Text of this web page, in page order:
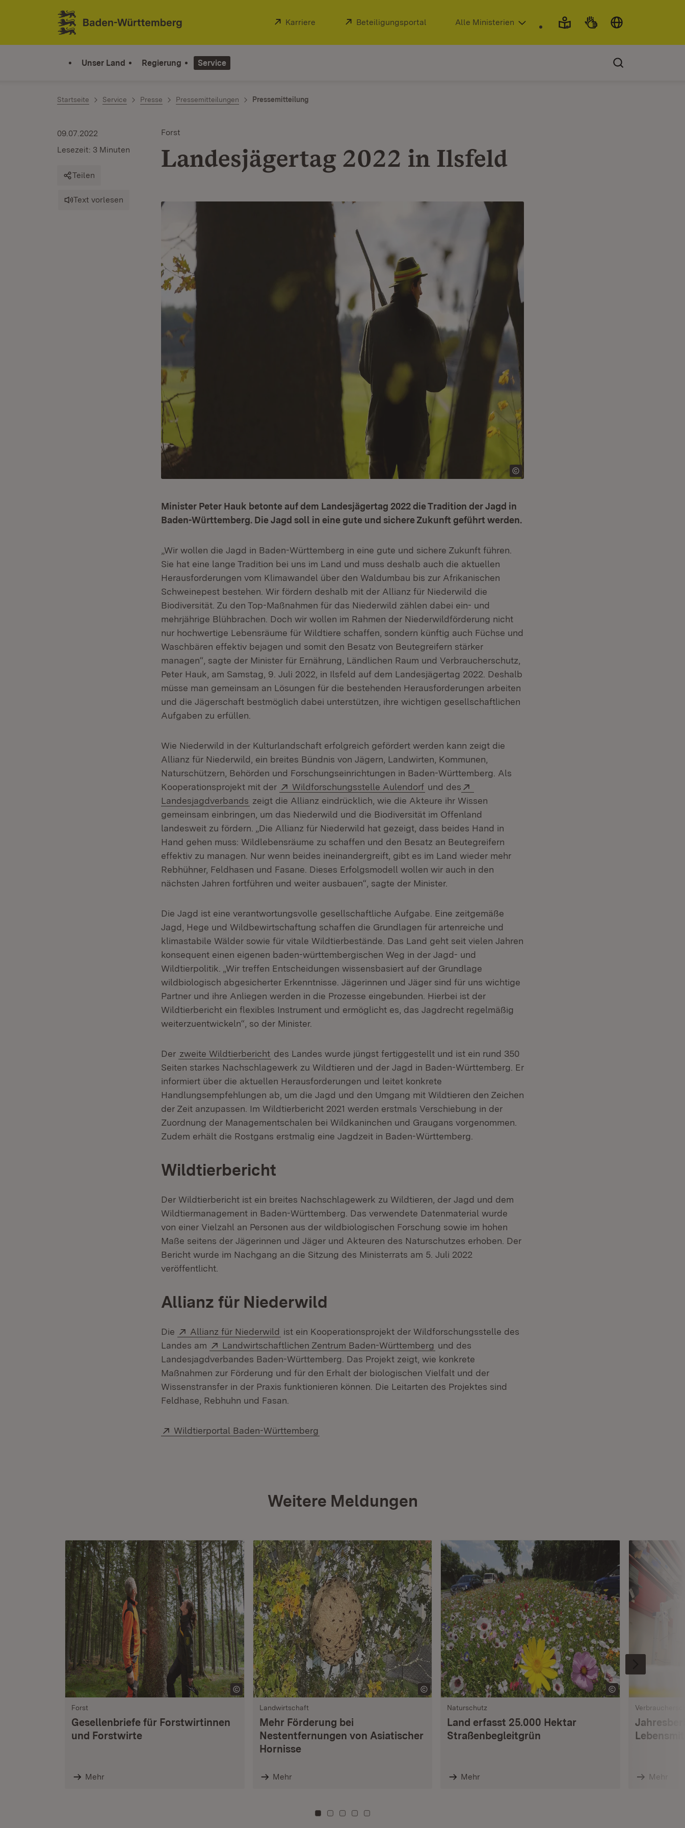
Zum Inhalt springen
Link zur Startseite
Extern:
Karriere (Öffnet in neuem Fenster)
Extern:
Beteiligungsportal (Öffnet in neuem Fenster)
Alle Ministerien
Unser Land Regierung Service
Startseite Service Presse Pressemitteilungen Pressemitteilung
Forst
Landesjägertag 2022 in Ilsfeld
09.07.2022
Lesezeit: 3 Minuten
Teilen
Text vorlesen
Minister Peter Hauk betonte auf dem Landesjägertag 2022 die Tradition der Jagd in
Baden-Württemberg. Die Jagd soll in eine gute und sichere Zukunft geführt werden.
„Wir wollen die Jagd in Baden-Württemberg in eine gute und sichere Zukunft führen.
Sie hat eine lange Tradition bei uns im Land und muss deshalb auch die aktuellen
Herausforderungen vom Klimawandel über den Waldumbau bis zur Afrikanischen
Schweinepest bestehen. Wir fördern deshalb mit der Allianz für Niederwild die
Biodiversität. Zu den Top-Maßnahmen für das Niederwild zählen dabei ein- und
mehrjährige Blühbrachen. Doch wir wollen im Rahmen der Niederwildförderung nicht
nur hochwertige Lebensräume für Wildtiere schaffen, sondern künftig auch Füchse und
Waschbären effektiv bejagen und somit den Besatz von Beutegreifern stärker
managen“, sagte der Minister für Ernährung, Ländlichen Raum und Verbraucherschutz,
Peter Hauk, am Samstag, 9. Juli 2022, in Ilsfeld auf dem Landesjägertag 2022. Deshalb
müsse man gemeinsam an Lösungen für die bestehenden Herausforderungen arbeiten
und die Jägerschaft bestmöglich dabei unterstützen, ihre wichtigen gesellschaftlichen
Aufgaben zu erfüllen.
Wie Niederwild in der Kulturlandschaft erfolgreich gefördert werden kann zeigt die
Allianz für Niederwild, ein breites Bündnis von Jägern, Landwirten, Kommunen,
Naturschützern, Behörden und Forschungseinrichtungen in Baden-Württemberg. Als
Kooperationsprojekt mit der
Extern:
Wildforschungsstelle Aulendorf (Öffnet in neuem Fenster)
und des
Landesjagdverbands (Öffnet in neuem Fenster)
zeigt die Allianz eindrücklich, wie die Akteure ihr Wissen
gemeinsam einbringen, um das Niederwild und die Biodiversität im Offenland
landesweit zu fördern. „Die Allianz für Niederwild hat gezeigt, dass beides Hand in
Hand gehen muss: Wildlebensräume zu schaffen und den Besatz an Beutegreifern
effektiv zu managen. Nur wenn beides ineinandergreift, gibt es im Land wieder mehr
Rebhühner, Feldhasen und Fasane. Dieses Erfolgsmodell wollen wir auch in den
nächsten Jahren fortführen und weiter ausbauen“, sagte der Minister.
Die Jagd ist eine verantwortungsvolle gesellschaftliche Aufgabe. Eine zeitgemäße
Jagd, Hege und Wildbewirtschaftung schaffen die Grundlagen für artenreiche und
klimastabile Wälder sowie für vitale Wildtierbestände. Das Land geht seit vielen Jahren
konsequent einen eigenen baden-württembergischen Weg in der Jagd- und
Wildtierpolitik. „Wir treffen Entscheidungen wissensbasiert auf der Grundlage
wildbiologisch abgesicherter Erkenntnisse. Jägerinnen und Jäger sind für uns wichtige
Partner und ihre Anliegen werden in die Prozesse eingebunden. Hierbei ist der
Wildtierbericht ein flexibles Instrument und ermöglicht es, das Jagdrecht regelmäßig
weiterzuentwickeln“, so der Minister.
Der zweite Wildtierbericht des Landes wurde jüngst fertiggestellt und ist ein rund 350
Seiten starkes Nachschlagewerk zu Wildtieren und der Jagd in Baden-Württemberg. Er
informiert über die aktuellen Herausforderungen und leitet konkrete
Handlungsempfehlungen ab, um die Jagd und den Umgang mit Wildtieren den Zeichen
der Zeit anzupassen. Im Wildtierbericht 2021 werden erstmals Verschiebung in der
Zuordnung der Managementschalen bei Wildkaninchen und Graugans vorgenommen.
Zudem erhält die Rostgans erstmalig eine Jagdzeit in Baden-Württemberg.
Wildtierbericht
Der Wildtierbericht ist ein breites Nachschlagewerk zu Wildtieren, der Jagd und dem
Wildtiermanagement in Baden-Württemberg. Das verwendete Datenmaterial wurde
von einer Vielzahl an Personen aus der wildbiologischen Forschung sowie im hohen
Maße seitens der Jägerinnen und Jäger und Akteuren des Naturschutzes erhoben. Der
Bericht wurde im Nachgang an die Sitzung des Ministerrats am 5. Juli 2022
veröffentlicht.
Allianz für Niederwild
Die Extern:
Allianz für Niederwild (Öffnet in neuem Fenster)
ist ein Kooperationsprojekt der Wildforschungsstelle des
Landes am
Extern:
Landwirtschaftlichen Zentrum Baden-Württemberg (Öffnet in neuem Fenster)
und des
Landesjagdverbandes Baden-Württemberg. Das Projekt zeigt, wie konkrete
Maßnahmen zur Förderung und für den Erhalt der biologischen Vielfalt und der
Wissenstransfer in der Praxis funktionieren können. Die Leitarten des Projektes sind
Feldhase, Rebhuhn und Fasan.
Extern:
Wildtierportal Baden-Württemberg
Weitere Meldungen
Forst
Gesellenbriefe für Forstwirtinnen
und Forstwirte
Mehr
Landwirtschaft
Mehr Förderung bei
Nestentfernungen von Asiatischer
Hornisse
Mehr
Naturschutz
Land erfasst 25.000 Hektar
Straßenbegleitgrün
Mehr Mehr
Zu Kachel: 0
Zu Kachel: 3
Zu Kachel: 6
Zu Kachel: 9
Zu Kachel: 12